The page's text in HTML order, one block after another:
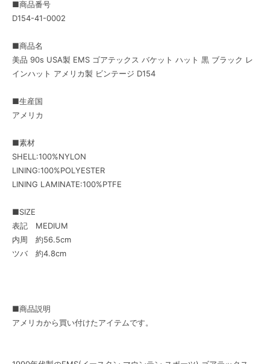
■商品番号
D154-41-0002
■商品名
美品 90s USA製 EMS ゴアテックス バケット ハット 黒 ブラック レ
インハット アメリカ製 ビンテージ D154
■生産国
アメリカ
■素材
SHELL:100%NYLON
LINING:100%POLYESTER
LINING LAMINATE:100%PTFE
■SIZE
表記 MEDIUM
内周 約56.5cm
ツバ 約4.8cm
■商品説明
アメリカから買い付けたアイテムです。